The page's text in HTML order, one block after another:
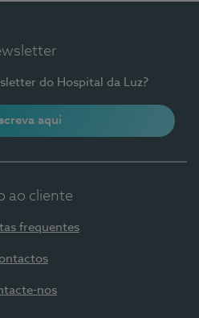
do Hospital da Luz?
aqui
ao cliente
frequentes
nos